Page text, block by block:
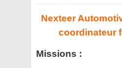
Nexteer
coordinateur
Missions :